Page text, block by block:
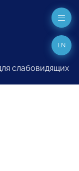
слабовидящих
EN